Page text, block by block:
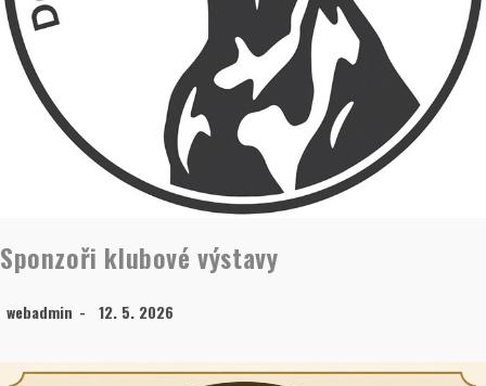
Sponzoři klubové výstavy
webadmin 12. 5. 2026